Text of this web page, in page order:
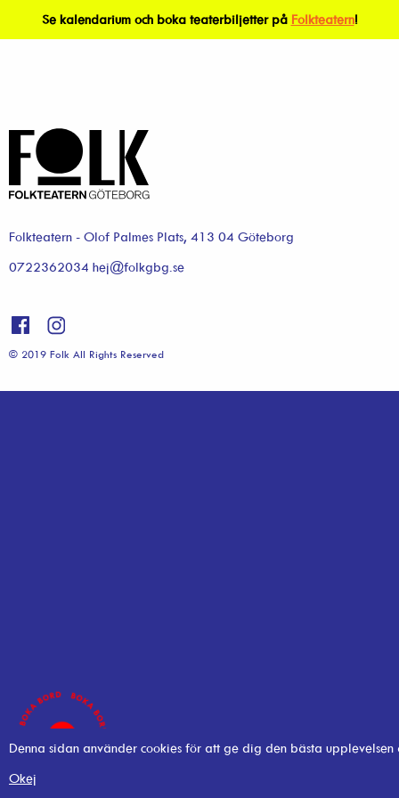
Se kalendarium och boka teaterbiljetter på Folkteatern!
Folkteatern - Olof Palmes Plats, 413 04 Göteborg
0722362034 hej@folkgbg.se
© 2019 Folk All Rights Reserved
Denna sidan använder cookies för att ge dig den bästa
Okej